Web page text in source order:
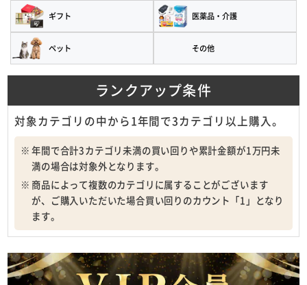
ギフト 医薬品・介護
ペット その他
ランクアップ条件
対象カテゴリの中から1年間で3カテゴリ以上購入。
年間で合計3カテゴリ未満の買い回りや累計金額が1万円未
満の場合は対象外となります。
商品によって複数のカテゴリに属することがございます
が、ご購入いただいた場合買い回りのカウント「1」となり
ます。